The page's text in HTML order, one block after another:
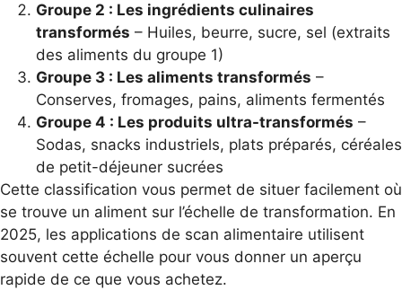
Groupe 2 : Les ingrédients culinaires
transformés – Huiles, beurre, sucre, sel (extraits
des aliments du groupe 1)
Groupe 3 : Les aliments transformés –
Conserves, fromages, pains, aliments fermentés
Groupe 4 : Les produits ultra-transformés –
Sodas, snacks industriels, plats préparés, céréales
de petit-déjeuner sucrées
Cette classification vous permet de situer facilement où
se trouve un aliment sur l’échelle de transformation. En
2025, les applications de scan alimentaire utilisent
souvent cette échelle pour vous donner un aperçu
rapide de ce que vous achetez.